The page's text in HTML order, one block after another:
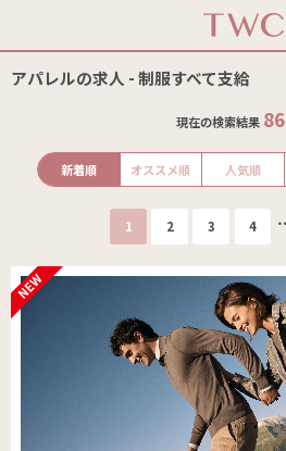
アパレルの求人 - 制服すべて支給
現在の検索結果
新着順 オススメ順 人気順
1 2 3 4